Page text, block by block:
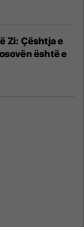
Zi: Çështja e
është e